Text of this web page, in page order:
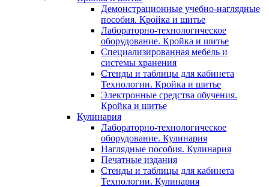
Демонстрационные учебно-наглядные
пособия. Кройка и шитье
Лабораторно-технологическое
оборудование. Кройка и шитье
Специализированная мебель и
системы хранения
Стенды и таблицы для кабинета
Технологии. Кройка и шитье
Электронные средства обучения.
Кройка и шитье
Кулинария
Лабораторно-технологическое
оборудование. Кулинария
Наглядные пособия. Кулинария
Печатные издания
Стенды и таблицы для кабинета
Технологии. Кулинария